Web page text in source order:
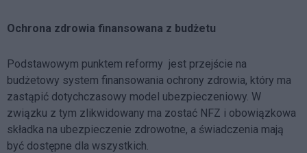
Ochrona zdrowia finansowana z budżetu
Podstawowym punktem reformy jest przejście na
budżetowy system finansowania ochrony zdrowia, który ma
zastąpić dotychczasowy model ubezpieczeniowy. W
związku z tym zlikwidowany ma zostać NFZ i obowiązkowa
składka na ubezpieczenie zdrowotne, a świadczenia mają
być dostępne dla wszystkich.